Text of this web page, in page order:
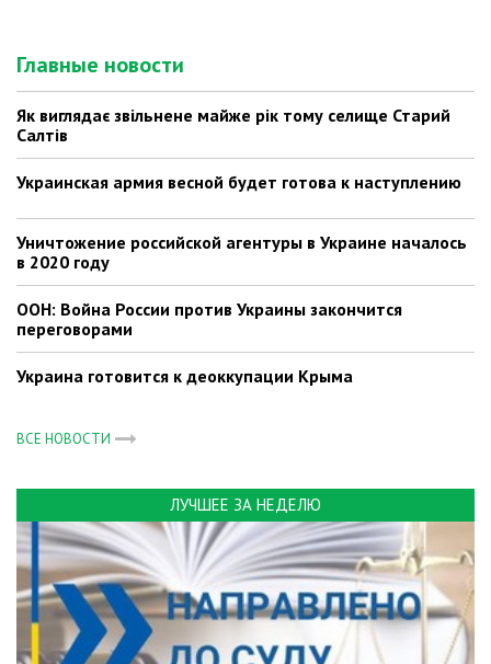
Главные новости
Як виглядає звільнене майже рік тому селище Старий
Салтів
Украинская армия весной будет готова к наступлению
Уничтожение российской агентуры в Украине началось
в 2020 году
ООН: Война России против Украины закончится
переговорами
Украина готовится к деоккупации Крыма
ВСЕ НОВОСТИ
ЛУЧШЕЕ ЗА НЕДЕЛЮ